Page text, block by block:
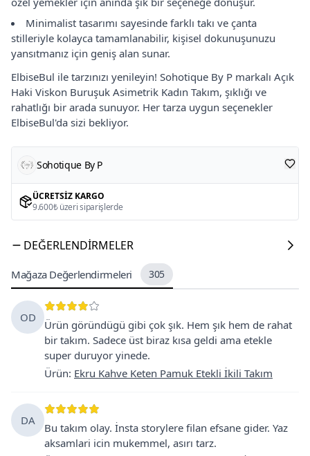
Minimalist tasarımı sayesinde farklı takı ve çanta
stilleriyle kolayca tamamlanabilir, kişisel dokunuşunuzu
yansıtmanız için geniş alan sunar.
ElbiseBul ile tarzınızı yenileyin! Sohotique By P markalı Açık
Haki Viskon Buruşuk Asimetrik Kadın Takım, şıklığı ve
rahatlığı bir arada sunuyor. Her tarza uygun seçenekler
ElbiseBul'da sizi bekliyor.
Sohotique By P
ÜCRETSIZ KARGO
9.600₺ üzeri siparişlerde
DEĞERLENDIRMELER
Mağaza Değerlendirmeleri 305
OD
Ürün göründügü gibi çok şık. Hem şık hem de rahat
bir takım. Sadece üst biraz kısa geldi ama etekle
super duruyor yinede.
Ürün: Ekru Kahve Keten Pamuk Etekli İkili Takım
DA
Bu takım olay. İnsta storylere filan efsane gider. Yaz
aksamlari icin mukemmel, asırı tarz.